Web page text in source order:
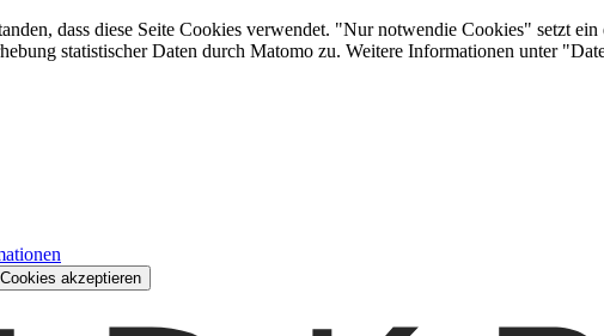
dass diese Seite Cookies verwendet. "Nur notwendie Cookies" setzt
statistischer Daten durch Matomo zu. Weitere Informationen unter
akzeptieren